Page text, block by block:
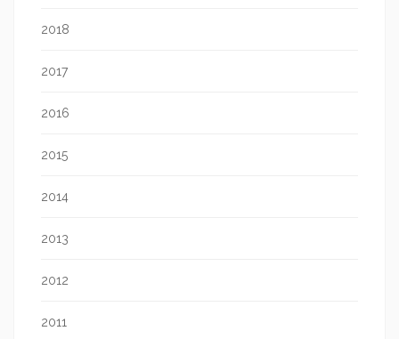
2018
2017
2016
2015
2014
2013
2012
2011